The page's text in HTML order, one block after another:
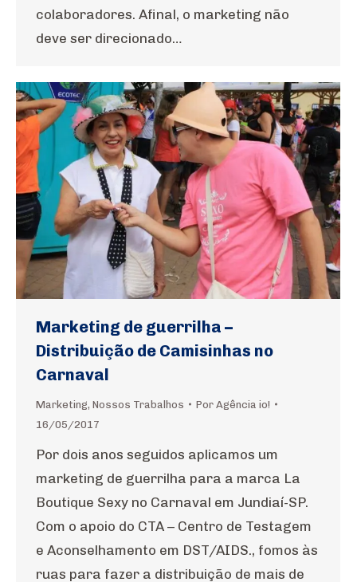
colaboradores. Afinal, o marketing não
deve ser direcionado…
Marketing de guerrilha –
Distribuição de Camisinhas no
Carnaval
Marketing, Nossos Trabalhos Por Agência io!
16/05/2017
Por dois anos seguidos aplicamos um
marketing de guerrilha para a marca La
Boutique Sexy no Carnaval em Jundiaí-SP.
Com o apoio do CTA – Centro de Testagem
e Aconselhamento em DST/AIDS., fomos às
ruas para fazer a distribuição de mais de